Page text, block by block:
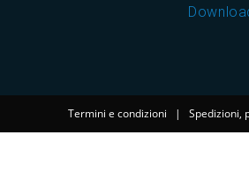
Termini e condizioni | Spedizioni,